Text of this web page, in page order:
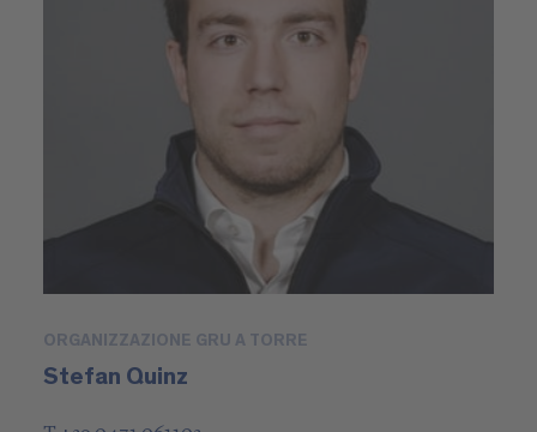
ORGANIZZAZIONE GRU A TORRE
Stefan Quinz